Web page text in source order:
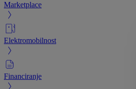
Marketplace
Elektromobilnost
Financiranje